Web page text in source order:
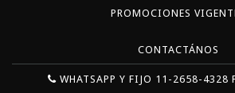
PROMOCIONES
CONTACTÁNOS
WHATSAPP Y FIJO 11-2658-